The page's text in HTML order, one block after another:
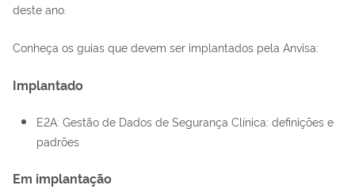
deste ano.
Conheça os guias que devem ser implantados pela Anvisa:
Implantado
E2A: Gestão de Dados de Segurança Clínica: definições e
padrões
Em implantação